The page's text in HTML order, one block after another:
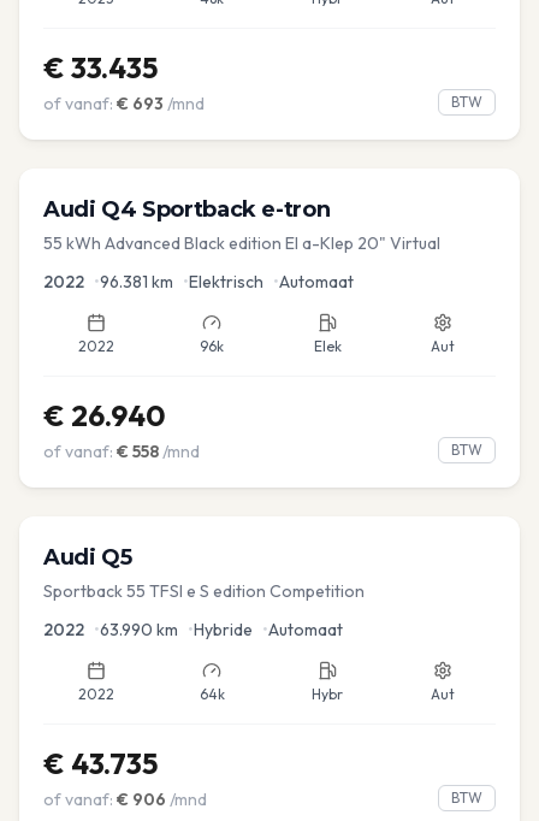
€ 33.435
of vanaf: € 693 /mnd BTW
Audi Q4 Sportback e-tron
55 kWh Advanced Black edition El a-Klep 20" Virtual
2022 •96.381 km •Elektrisch •Automaat
2022 96k Elek Aut
€ 26.940
of vanaf: € 558 /mnd BTW
Audi Q5
Sportback 55 TFSI e S edition Competition
2022 •63.990 km •Hybride •Automaat
2022 64k Hybr Aut
€ 43.735
of vanaf: € 906 /mnd BTW